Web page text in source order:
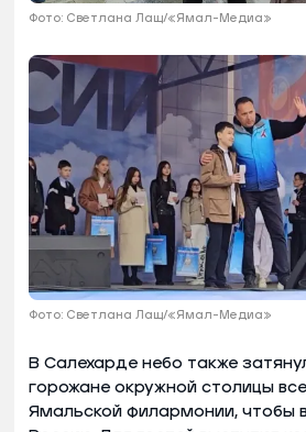
Фото: Светлана Лащ/«Ямал-Медиа»
Фото: Светлана Лащ/«Ямал-Медиа»
В Салехарде небо также
горожане окружной столицы
Ямальской филармонии, чтобы